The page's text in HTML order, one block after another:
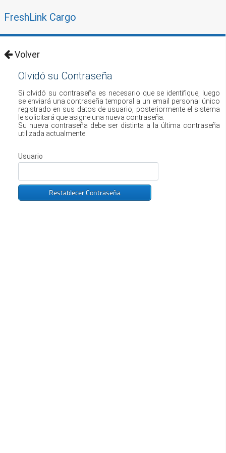
FreshLink Cargo
Volver
Olvidó su Contraseña
Si olvidó su contraseña es necesario que se identifique, luego
se enviará una contraseña temporal a un email personal único
registrado en sus datos de usuario, posteriormente el sistema
le solicitará que asigne una nueva contraseña.
Su nueva contraseña debe ser distinta a la última contraseña
utilizada actualmente.
Usuario
Restablecer Contraseña